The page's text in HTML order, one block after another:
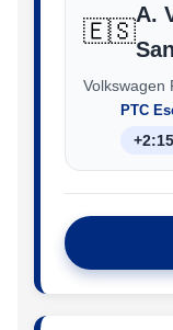
🇪🇸
A.
Volkswagen
PTC